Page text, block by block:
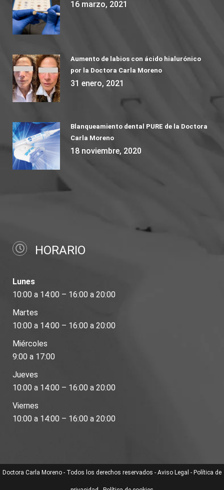
16 marzo, 2021
Aumento de labios con ácido hialurónico
por la Doctora Carla Moreno
31 enero, 2021
Blanqueamiento dental PURE de la Doctora
Carla Moreno
18 noviembre, 2020
HORARIO
Lunes
10:00 a 14:00 – 16:00 a 20:00
Martes
10:00 a 14:00 – 16:00 a 20:00
Miércoles
9:00 a 17:00
Jueves
10:00 a 14:00 – 16:00 a 20:00
Viernes
10:00 a 14:00 – 16:00 a 20:00
Doctora Carla Moreno - Todos los derechos reservados - Aviso Legal - Política de